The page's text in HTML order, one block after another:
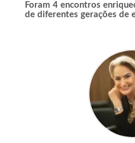
Foram 4 encontros
de diferentes gerações de